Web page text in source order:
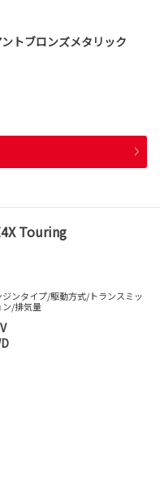
トブロンズメタリック
Touring
ジンタイプ/駆動方式/トランスミッ
ン/排気量